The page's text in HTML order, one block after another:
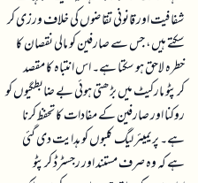
شفافیت اور قانونی تقاضوں کی خلاف ورزی کر
سکتے ہیں، جس سے صارفین کو مالی نقصان کا
خطرہ لاحق ہو سکتا ہے۔ اس انتباہ کا مقصد
کرپٹو مارکیٹ میں بڑھتی ہوئی بے ضابطگیوں کو
روکنا اور صارفین کے مفادات کا تحفظ کرنا
ہے۔ پریمیئر لیگ کلبوں کو ہدایت دی گئی
ہے کہ وہ صرف مستند اور رجسٹرڈ کرپٹو